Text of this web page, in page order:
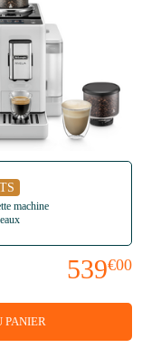
machine
539€00
PANIER